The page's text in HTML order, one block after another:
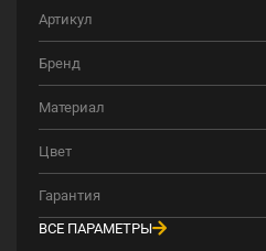
Артикул
Бренд
Материал
Цвет
Гарантия
ВСЕ ПАРАМЕТРЫ